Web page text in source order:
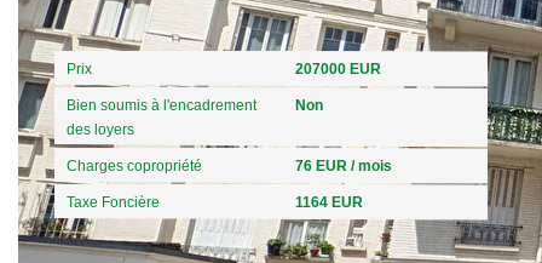
Aspects financiers
Prix 207000 EUR
Bien soumis à l'encadrement
des loyers
Non
Charges copropriété 76 EUR / mois
Taxe Foncière 1164 EUR